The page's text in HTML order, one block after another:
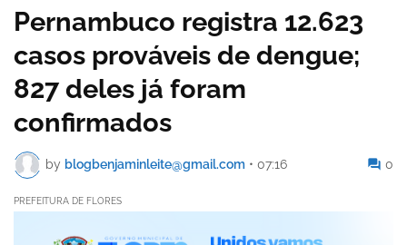
Pernambuco registra 12.623
casos prováveis de dengue;
827 deles já foram
confirmados
by blogbenjaminleite@gmail.com • 07:16 0
PREFEITURA DE FLORES